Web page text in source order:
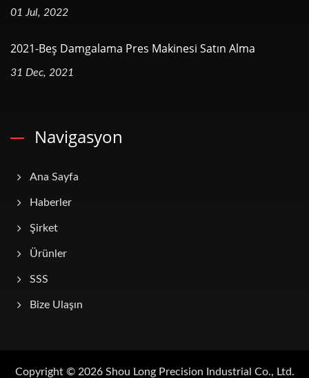
01 Jul, 2022
2021-Beş Damgalama Pres Makinesi Satın Alma
31 Dec, 2021
Navigasyon
Ana Sayfa
Haberler
Şirket
Ürünler
SSS
Bize Ulaşın
Copyright © 2026 Shou Long Precision Industrial Co., Ltd.